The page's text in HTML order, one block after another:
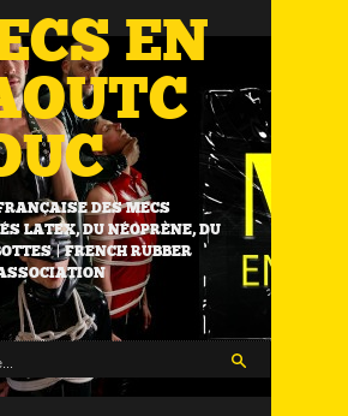
EN
DES MECS
LATEX, DU NÉOPRÈNE, DU
| FRENCH RUBBER